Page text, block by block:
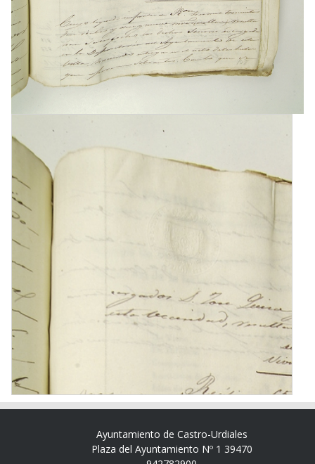
Ayuntamiento de Castro-Urdiales
Plaza del Ayuntamiento Nº 1 39470